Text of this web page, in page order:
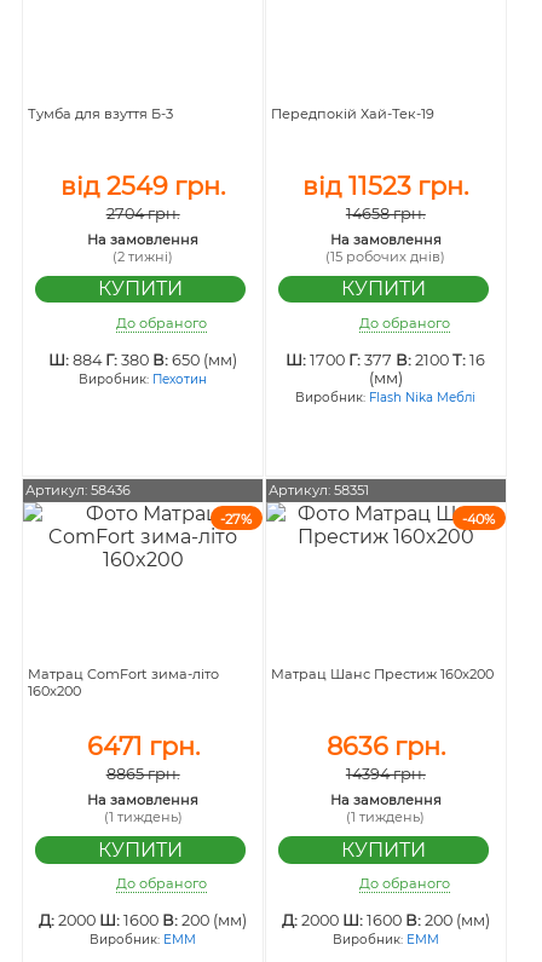
Тумба для взуття Б-3
від 2549 грн.
2704 грн.
На замовлення
(2 тижні)
До обраного
Ш:884Г:380 В:650 (мм)
Виробник: Пехотин
Передпокій Хай-Тек-19
від 11523 грн.
14658 грн.
На замовлення
(15 робочих днів)
До обраного
Ш:1700 Г:377 В:2100 Т:16
(мм)
Виробник: Flash Nika Меблі
Артикул: 58436
-27%
Матрац ComFort зима-літо
160x200
6471 грн.
8865 грн.
На замовлення
(1 тиждень)
До обраного
Д:2000 Ш:1600 В:200 (мм)
Виробник: ЕММ
Артикул: 58351
-40%
Матрац Шанс Престиж 160x200
8636 грн.
14394 грн.
На замовлення
(1 тиждень)
До обраного
Д: 2000Ш: 1600В: 200 (мм)
Виробник: ЕММ